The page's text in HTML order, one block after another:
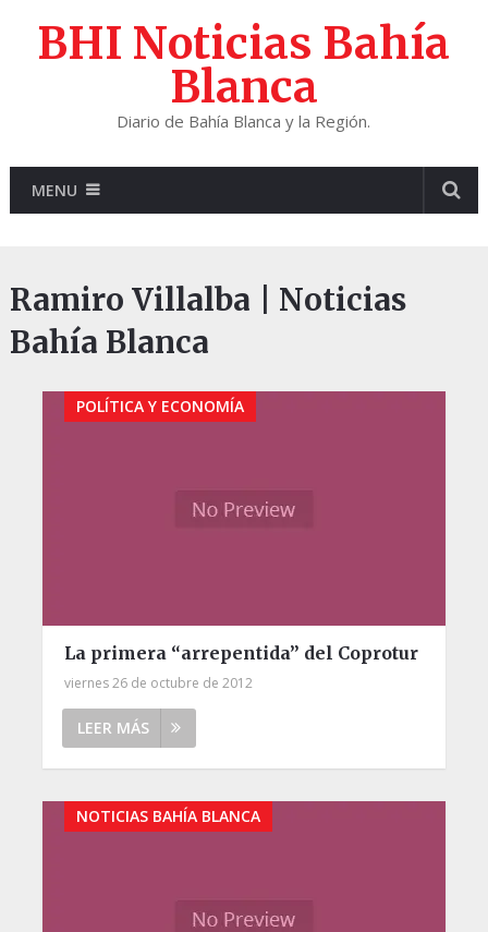
BHI Noticias Bahía
Blanca
Diario de Bahía Blanca y la Región.
MENU
Ramiro Villalba | Noticias
Bahía Blanca
POLÍTICA Y ECONOMÍA
La primera “arrepentida” del Coprotur
viernes 26 de octubre de 2012
LEER MÁS
NOTICIAS BAHÍA BLANCA